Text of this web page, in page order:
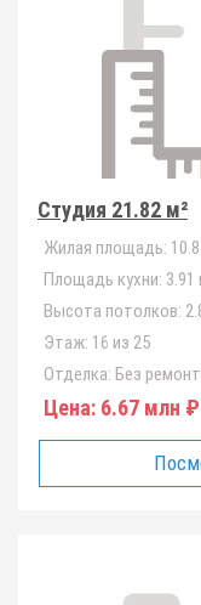
Студия 21.82 м²
Жилая площадь:
Площадь кухни: 3.91
Высота потолков:
Этаж: 16 из 25
Отделка: Без
Цена: 6.67 млн ₽